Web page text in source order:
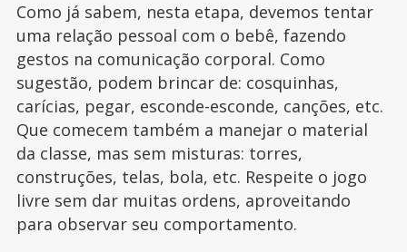
Como já sabem, nesta etapa, devemos tentar
uma relação pessoal com o bebê, fazendo
gestos na comunicação corporal. Como
sugestão, podem brincar de: cosquinhas,
carícias, pegar, esconde-esconde, canções, etc.
Que comecem também a manejar o material
da classe, mas sem misturas: torres,
construções, telas, bola, etc. Respeite o jogo
livre sem dar muitas ordens, aproveitando
para observar seu comportamento.